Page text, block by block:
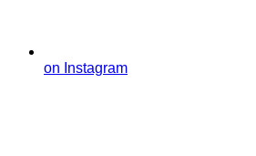
on Instagram